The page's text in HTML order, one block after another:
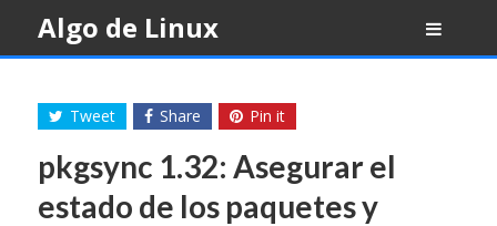
content
Algo de Linux
Tweet Share Pin it
pkgsync 1.32: Asegurar el
estado de los paquetes y